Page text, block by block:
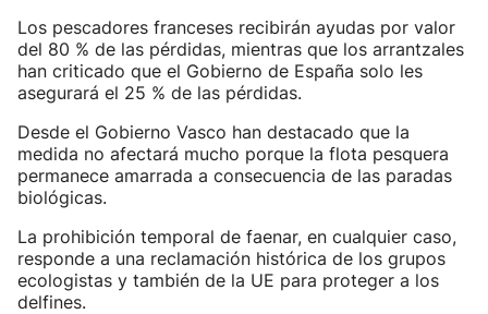
Los pescadores franceses recibirán ayudas por valor
del 80 % de las pérdidas, mientras que los arrantzales
han criticado que el Gobierno de España solo les
asegurará el 25 % de las pérdidas.
Desde el Gobierno Vasco han destacado que la
medida no afectará mucho porque la flota pesquera
permanece amarrada a consecuencia de las paradas
biológicas.
La prohibición temporal de faenar, en cualquier caso,
responde a una reclamación histórica de los grupos
ecologistas y también de la UE para proteger a los
delfines.